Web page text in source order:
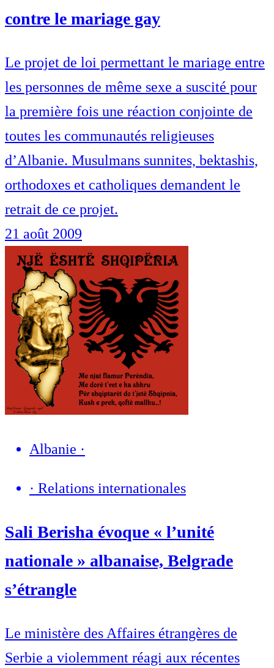
contre le mariage gay
Le projet de loi permettant le mariage entre
les personnes de même sexe a suscité pour
la première fois une réaction conjointe de
toutes les communautés religieuses
d’Albanie. Musulmans sunnites, bektashis,
orthodoxes et catholiques demandent le
retrait de ce projet.
21 août 2009
Albanie ·
· Relations internationales
Sali Berisha évoque « l’unité
nationale » albanaise, Belgrade
s’étrangle
Le ministère des Affaires étrangères de
Serbie a violemment réagi aux récentes